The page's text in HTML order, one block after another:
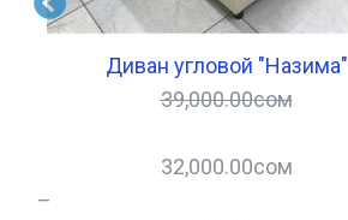
Диван угловой "Назима"
39,000.00сом
32,000.00сом
–